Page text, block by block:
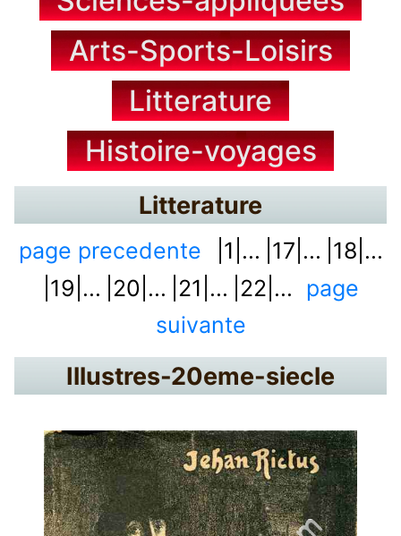
Arts-Sports-Loisirs
Litterature
Histoire-voyages
Litterature
page precedente |1|... |17|... |18|...
|19|... |20|... |21|... |22|...
page
suivante
Illustres-20eme-siecle